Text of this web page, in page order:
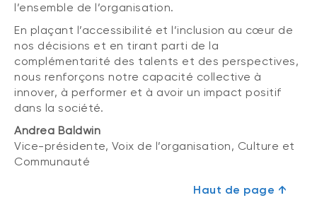
l’ensemble de l’organisation.
En plaçant l’accessibilité et l’inclusion au cœur de
nos décisions et en tirant parti de la
complémentarité des talents et des perspectives,
nous renforçons notre capacité collective à
innover, à performer et à avoir un impact positif
dans la société.
Andrea Baldwin
Vice-présidente, Voix de l’organisation, Culture et
Communauté
Haut de page ↑